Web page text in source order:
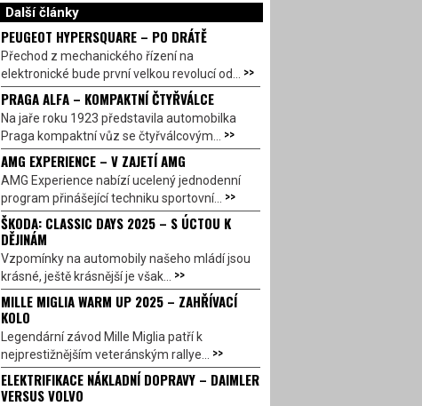
Další články
PEUGEOT HYPERSQUARE – PO DRÁTĚ
Přechod z mechanického řízení na
elektronické bude první velkou revolucí od... >>
PRAGA ALFA – KOMPAKTNÍ ČTYŘVÁLCE
Na jaře roku 1923 představila automobilka
Praga kompaktní vůz se čtyřválcovým... >>
AMG EXPERIENCE – V ZAJETÍ AMG
AMG Experience nabízí ucelený jednodenní
program přinášející techniku sportovní... >>
ŠKODA: CLASSIC DAYS 2025 – S ÚCTOU K
DĚJINÁM
Vzpomínky na automobily našeho mládí jsou
krásné, ještě krásnější je však... >>
MILLE MIGLIA WARM UP 2025 – ZAHŘÍVACÍ
KOLO
Legendární závod Mille Miglia patří k
nejprestižnějším veteránským rallye... >>
ELEKTRIFIKACE NÁKLADNÍ DOPRAVY – DAIMLER
VERSUS VOLVO